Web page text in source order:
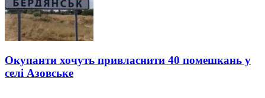
Окупанти хочуть привласнити 40 помешкань у
селі Азовське